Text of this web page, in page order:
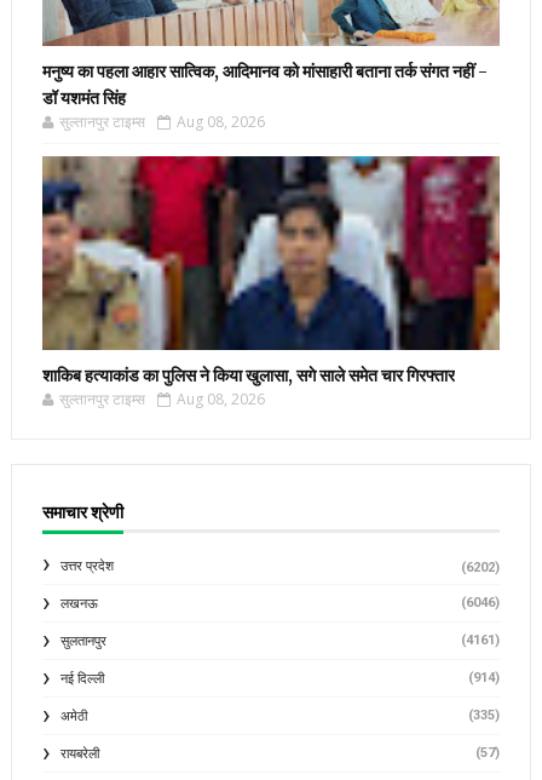
मनुष्य का पहला आहार सात्विक, आदिमानव को मांसाहारी बताना तर्क संगत नहीं -
डॉ यशमंत सिंह
सुल्तानपुर टाइम्स Aug 08, 2026
शाकिब हत्याकांड का पुलिस ने किया खुलासा, सगे साले समेत चार गिरफ्तार
सुल्तानपुर टाइम्स Aug 08, 2026
समाचार श्रेणी
उत्तर प्रदेश (6202)
लखनऊ (6046)
सुलतानपुर (4161)
नई दिल्ली (914)
अमेठी (335)
रायबरेली (57)